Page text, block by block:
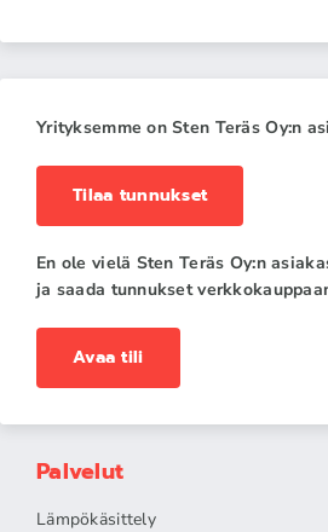
Yrityksemme on Sten Teräs Oy:n
Tilaa tunnukset
En ole vielä Sten Teräs Oy:n
ja saada tunnukset
Avaa tili
Palvelut
Lämpökäsittely